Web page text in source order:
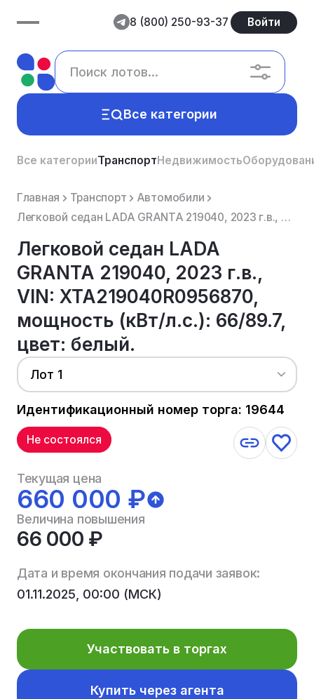
8 (800) 250-93-37 Войти
Все категории
Все категорииТранспортНедвижимость
Главная Транспорт
Автомобили
Легковой седан LADA GRANTA 219040, 2023 г.в., VIN: XTA219040R0956870, мощность (кВт/л.с.): 66/89.7, ...
Легковой седан LADA
GRANTA 219040, 2023 г.в.,
VIN: XTA219040R0956870,
мощность (кВт/л.с.): 66/89.7,
цвет: белый.
Лот 1
Идентификационный номер торга: 19644
Не состоялся
Текущая цена
660 000 ₽
Величина повышения
66 000 ₽
Дата и время окончания подачи заявок:
01.11.2025, 00:00 (МСК)
Участвовать в торгах
Купить через агента